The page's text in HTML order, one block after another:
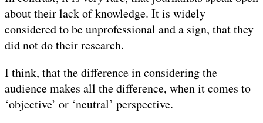
about their lack of knowledge. It is widely
considered to be unprofessional and a sign, that they
did not do their research.
I think, that the difference in considering the
audience makes all the difference, when it comes to
‘objective’ or ‘neutral’ perspective.